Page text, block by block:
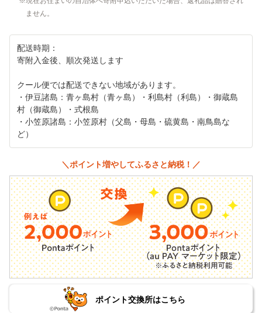
ません。
配送時期：
寄附入金後、順次発送します
クール便では配送できない地域があります。
・伊豆諸島：青ヶ島村（青ヶ島）・利島村（利島）・御蔵島
村（御蔵島）・式根島
・小笠原諸島：小笠原村（父島・母島・硫黄島・南鳥島な
ど）
＼ポイント増やしてふるさと納税！／
ポイント交換所はこちら